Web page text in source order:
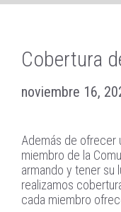
Cobertura
noviembre 16,
Además de ofrecer
miembro de la
armando y tener su
realizamos
cada miembro